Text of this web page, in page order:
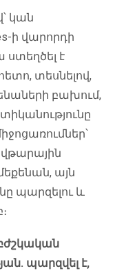
կան
ի վարորդի
ստեղծել է
տեսնելով,
բախում,
այն
պարզելու և
պարզվել է,